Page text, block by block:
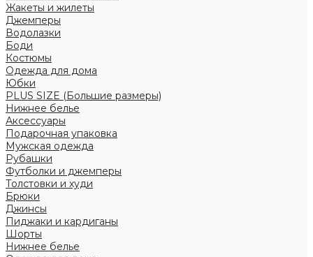
Жакеты и жилеты
Джемперы
Водолазки
Боди
Костюмы
Одежда для дома
Юбки
PLUS SIZE (Большие размеры)
Нижнее белье
Аксессуары
Подарочная упаковка
Мужская одежда
Рубашки
Футболки и джемперы
Толстовки и худи
Брюки
Джинсы
Пиджаки и кардиганы
Шорты
Нижнее белье